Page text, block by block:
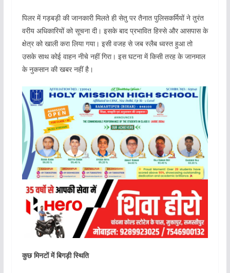
पिलर में गड़बड़ी की जानकारी मिलते ही सेतु पर तैनात पुलिसकर्मियों ने तुरंत
वरीय अधिकारियों को सूचना दी। इसके बाद प्रभावित हिस्से और आसपास के
क्षेत्र को खाली करा लिया गया। इसी वजह से जब स्लैब ध्वस्त हुआ तो
उसके साथ कोई वाहन नीचे नहीं गिरा। इस घटना में किसी तरह के जानमाल
के नुकसान की खबर नहीं है।
कुछ मिनटों में बिगड़ी स्थिति